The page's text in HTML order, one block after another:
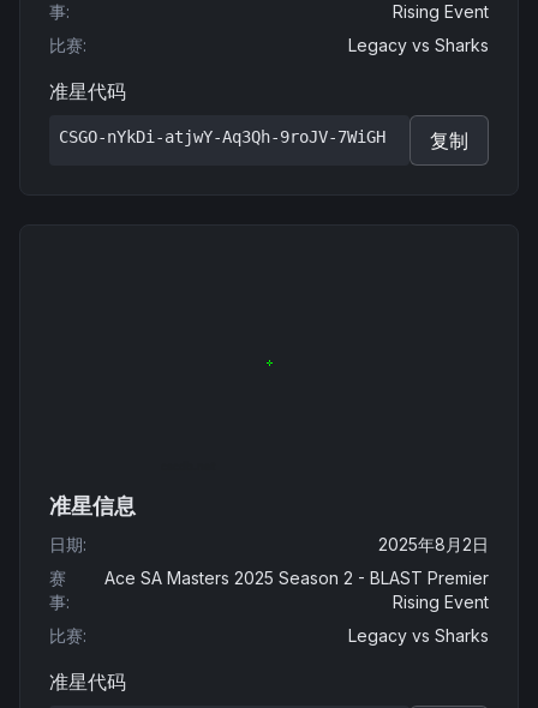
事:
Rising Event
比赛: Legacy vs Sharks
准星代码
CSGO-nYkDi-atjwY-Aq3Qh-9roJV-7WiGH 复制
准星信息
日期:
2025年8月2日
赛
事:
Ace SA Masters 2025 Season 2 - BLAST Premier
Rising Event
比赛: Legacy vs Sharks
准星代码